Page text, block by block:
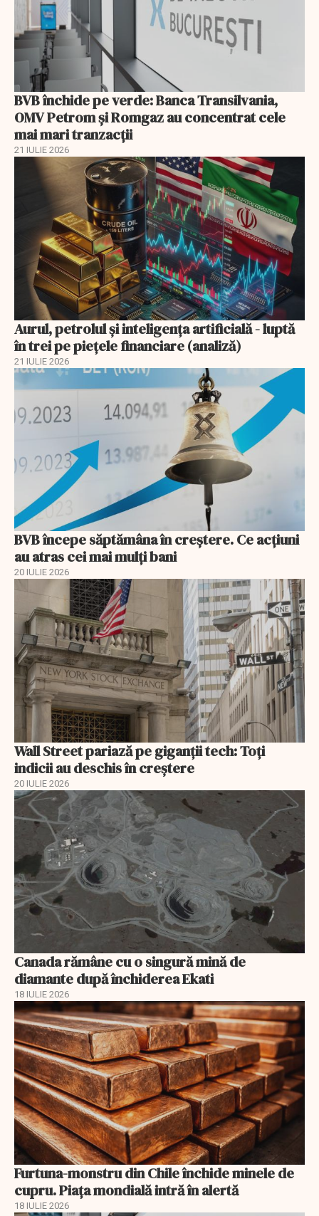
BVB închide pe verde: Banca Transilvania,
OMV Petrom și Romgaz au concentrat cele
mai mari tranzacții
21 IULIE 2026
Aurul, petrolul şi inteligenţa artificială - luptă
în trei pe piețele financiare (analiză)
21 IULIE 2026
BVB începe săptămâna în creștere. Ce acțiuni
au atras cei mai mulți bani
20 IULIE 2026
Wall Street pariază pe giganții tech: Toți
indicii au deschis în creștere
20 IULIE 2026
Canada rămâne cu o singură mină de
diamante după închiderea Ekati
18 IULIE 2026
Furtuna-monstru din Chile închide minele de
cupru. Piața mondială intră în alertă
18 IULIE 2026